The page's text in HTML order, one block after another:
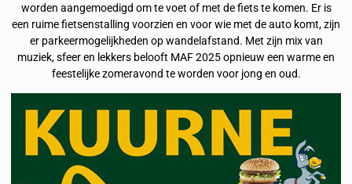
worden aangemoedigd om te voet of met de fiets te komen. Er is
een ruime fietsenstalling voorzien en voor wie met de auto komt, zijn
er parkeermogelijkheden op wandelafstand. Met zijn mix van
muziek, sfeer en lekkers belooft MAF 2025 opnieuw een warme en
feestelijke zomeravond te worden voor jong en oud.